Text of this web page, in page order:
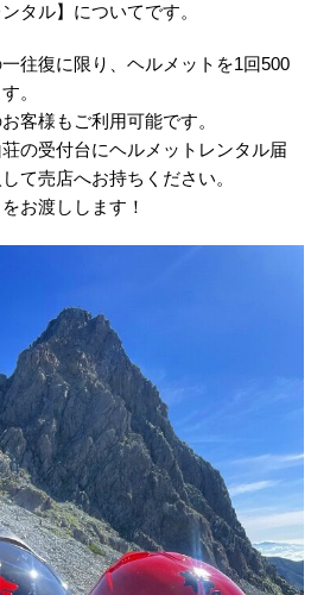
タル】についてです。
往復に限り、ヘルメットを1回500
。
客様もご利用可能です。
の受付台にヘルメットレンタル届
て売店へお持ちください。
お渡しします！